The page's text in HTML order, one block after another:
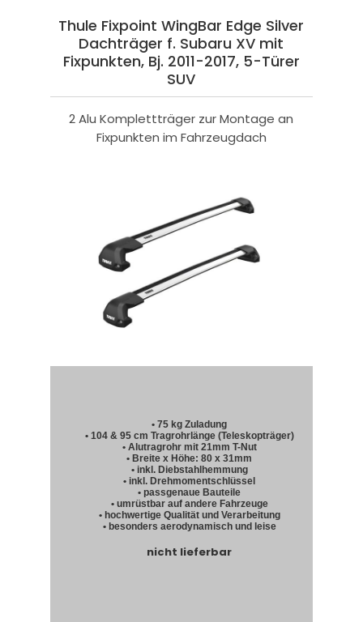
Thule Fixpoint WingBar Edge Silver
Dachträger f. Subaru XV mit
Fixpunkten, Bj. 2011-2017, 5-Türer
SUV
2 Alu Komplettträger zur Montage an
Fixpunkten im Fahrzeugdach
• 75 kg Zuladung
• 104 & 95 cm Tragrohrlänge (Teleskopträger)
• Alutragrohr mit 21mm T-Nut
• Breite x Höhe: 80 x 31mm
• inkl. Diebstahlhemmung
• inkl. Drehmomentschlüssel
• passgenaue Bauteile
• umrüstbar auf andere Fahrzeuge
• hochwertige Qualität und Verarbeitung
• besonders aerodynamisch und leise
nicht lieferbar